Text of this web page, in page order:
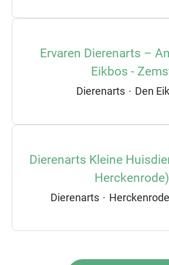
Ervaren Dierenarts –
Eikbos -
Dierenarts · Den
Dierenarts Kleine
Herckenrode)
Dierenarts ·